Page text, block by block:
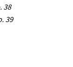
38
39